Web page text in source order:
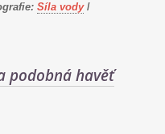
Síla vody /
podobná havěť